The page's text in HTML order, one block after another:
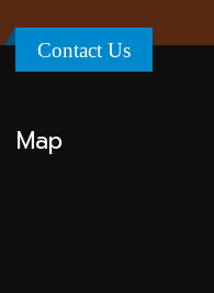
Contact Us
Map